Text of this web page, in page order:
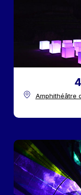
Amphithéâtre